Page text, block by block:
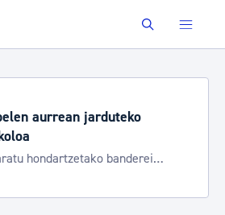
Buscar
aurrean jarduteko
hondartzetako banderei